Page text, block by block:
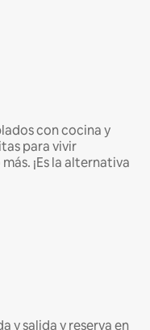
con cocina y
para vivir
¡Es la alternativa
y salida y reserva en